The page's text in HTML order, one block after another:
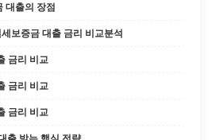
대출의 장점
보증금 대출 금리 비교분석
금리 비교
금리 비교
금리 비교